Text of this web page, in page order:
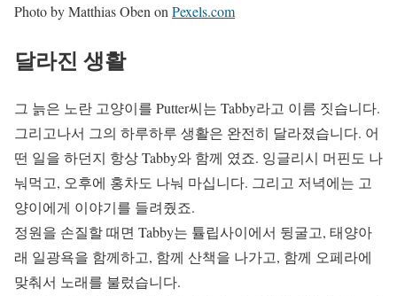
Photo by Matthias Oben on Pexels.com
달라진 생활
그 늙은 노란 고양이를 Putter씨는 Tabby라고 이름 짓습니다.
그리고나서 그의 하루하루 생활은 완전히 달라졌습니다. 어
떤 일을 하던지 항상 Tabby와 함께 였죠. 잉글리시 머핀도 나
눠먹고, 오후에 홍차도 나눠 마십니다. 그리고 저녁에는 고
양이에게 이야기를 들려줬죠.
정원을 손질할 때면 Tabby는 튤립사이에서 뒹굴고, 태양아
래 일광욕을 함께하고, 함께 산책을 나가고, 함께 오페라에
맞춰서 노래를 불렀습니다.